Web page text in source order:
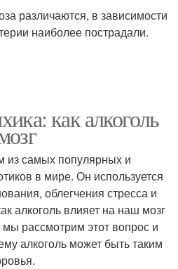
различаются, в зависимости
наиболее пострадали.
как алкоголь
из самых популярных и
в мире. Он используется
облегчения стресса и
алкоголь влияет на наш мозг
мы рассмотрим этот вопрос и
алкоголь может быть таким